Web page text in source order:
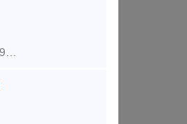
Предлагаем к поставке из наличия Клин фрикционный Ханина чертеж М 1698.00.003 СЧ35 в количестве 590штук. Продукция 2019-2020 года выпуска, сопровождается паспортом завода-изготовителя. Отгрузк